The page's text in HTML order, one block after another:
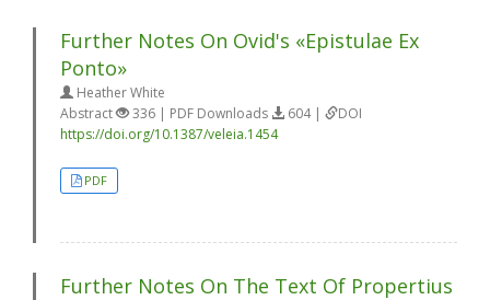
Further Notes On Ovid's «Epistulae Ex
Ponto»
Heather White
Abstract
336 | PDF Downloads 604 |
DOI
https://doi.org/10.1387/veleia.1454
PDF
Further Notes On The Text Of Propertius